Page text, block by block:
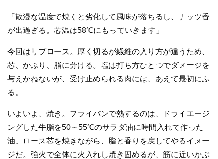
「散漫な温度で焼くと劣化して風味が落ちるし、ナッツ香
が出過ぎる。芯温は58℃にもっていきます」
今回はリブロース。厚く切るが繊維の入り方が違うため、
芯、かぶり、脂に分ける。塩は打ち方ひとつでダメージを
与えかねないが、受け止められる肉には、あえて最初にふ
る。
いよいよ、焼き。フライパンで熱するのは、ドライエージ
ングした牛脂を50～55℃のサラダ油に時間入れて作った
油。ロース芯を焼きながら、脂と香りを戻してやるイメー
ジだ。強火で全体に火入れし焼き固めるが、筋に近いかぶ